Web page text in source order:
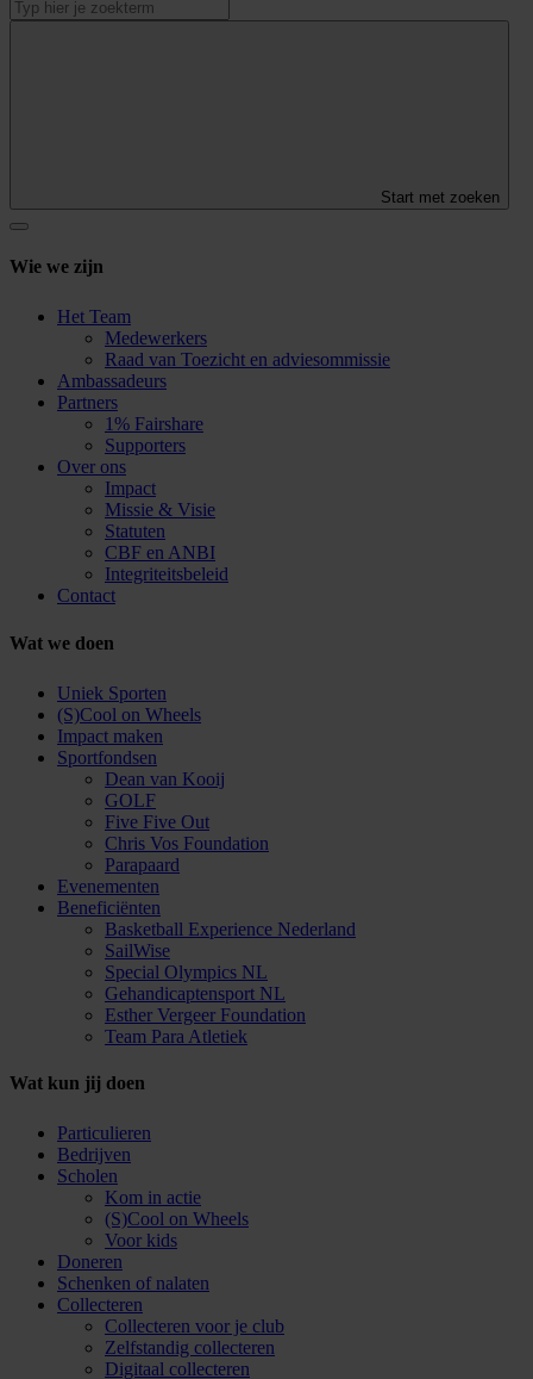
Start met zoeken
Wie we zijn
Het Team
Medewerkers
Raad van Toezicht en adviesommissie
Ambassadeurs
Partners
1% Fairshare
Supporters
Over ons
Impact
Missie & Visie
Statuten
CBF en ANBI
Integriteitsbeleid
Contact
Wat we doen
Uniek Sporten
(S)Cool on Wheels
Impact maken
Sportfondsen
Dean van Kooij
GOLF
Five Five Out
Chris Vos Foundation
Parapaard
Evenementen
Beneficiënten
Basketball Experience Nederland
SailWise
Special Olympics NL
Gehandicaptensport NL
Esther Vergeer Foundation
Team Para Atletiek
Wat kun jij doen
Particulieren
Bedrijven
Scholen
Kom in actie
(S)Cool on Wheels
Voor kids
Doneren
Schenken of nalaten
Collecteren
Collecteren voor je club
Zelfstandig collecteren
Digitaal collecteren